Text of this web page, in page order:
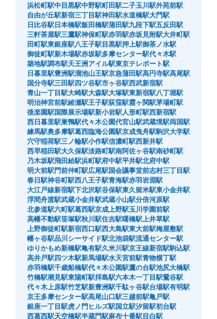
このコインロッカーの位置を見る
新豊洲駅改札内改札横コインロッカー
新交通ゆりかもめ新豊洲駅駅から徒歩1分
本日の営業時間:05:00〜 00:30
新豊洲駅改札側にある改札内のコインロッカーになりま
す。
保管できる荷物数
/ ¥700中:3/ ¥500小:4/ ¥400
支払い方法
現金, ICカード
このコインロッカーの位置を見る
新豊洲駅改札内コインロッカー
ゆりかもめ新豊洲駅駅から徒歩0分
浜松町駅中目黒駅中野駅町田駅二子玉川駅外苑前駅
自由が丘駅新宿三丁目駅神田駅水道橋駅大門駅
日比谷駅日本橋駅飯田橋駅蒲田駅九段下駅五反田駅
三軒茶屋駅三鷹駅神保町駅赤羽駅赤坂見附駅大井町駅
田町駅東銀座駅八王子駅目黒駅押上駅御茶ノ水駅
御徒町駅新木場駅赤坂駅多摩センター駅代々木駅
築地駅調布駅天王洲アイル駅東京テレポート駅
日暮里駅豊洲駅溜池山王駅京急蒲田駅高円寺駅高尾駅
国分寺駅三田駅四ツ谷駅市ヶ谷駅西武新宿駅
青山一丁目駅大崎駅大森駅大塚駅東新宿駅八丁堀駅
明治神宮前駅綾瀬駅王子駅荻窪駅霞ヶ関駅茅場町駅
後楽園駅国際展示場駅新小岩駅 人形町駅西新宿駅
西日暮里駅巣鴨駅代々木公園代官山駅武蔵境駅両国駅
練馬駅奥多摩駅葛西臨海公園駅京成曳舟駅駒沢大学駅
穴守稲荷駅三ノ輪駅小作駅信濃町駅西新井駅
西早稲田駅大久保駅淡路町駅南阿佐ヶ谷駅南砂町駅
乃木坂駅飛田給駅浜町駅府中駅平井駅北府中駅
明大前駅門前仲町駅広尾駅国会議事堂前志村三丁目駅
春日駅神谷町駅西八王子駅青海駅赤羽岩淵駅
大江戸線新宿駅下北沢駅谷保駅東久留米駅東小金井駅
浮間舟渡駅武蔵小金井駅武蔵小山駅分倍河原駅
北参道駅六町駅葛西駅京成上野駅玉川学園前駅
高幡不動駅笹塚駅秋川駅住吉駅曙橋駅 上井草駅
上野御徒町駅新宿西口駅西大島駅東大前駅梅屋敷駅
幡ヶ谷駅品川シーサイド駅北池袋駅流通センター駅
ゆりかもめ新橋駅亀有駅久米川駅京王線新宿駅駒込駅
高井戸駅四ツ木駅新馬場駅水天宮前駅青物横丁駅
赤羽橋駅千歳船橋駅代々木公園駅鷹の台駅池尻大橋駅
竹橋駅潮見駅東陽町駅拝島駅六本木一丁目駅鶯谷駅
代々木上原駅竹芝駅新豊洲駅千駄ヶ谷駅台場駅有明駅
京王多摩センター駅高尾山口駅三越前駅亀戸駅
銀座一丁目駅虎ノ門ヒルズ駅国立駅汐留駅初台駅
西葛西駅天空橋駅半蔵門駅麻布十番駅目白駅